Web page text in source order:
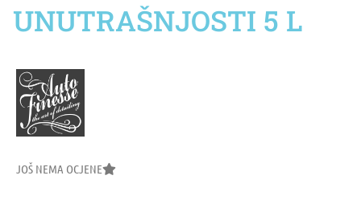
UNUTRAŠNJOSTI 5 L
JOŠ NEMA OCJENE